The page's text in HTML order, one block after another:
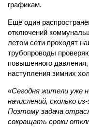
графикам.
Ещё один
отключений
летом сети проходят
трубопроводы
повышенного
наступления зимних
«Сегодня жители уже
начислений, сколько
Поэтому задача
сокращать сроки